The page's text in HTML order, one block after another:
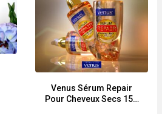
Venus Sérum Repair
Pour Cheveux Secs 150